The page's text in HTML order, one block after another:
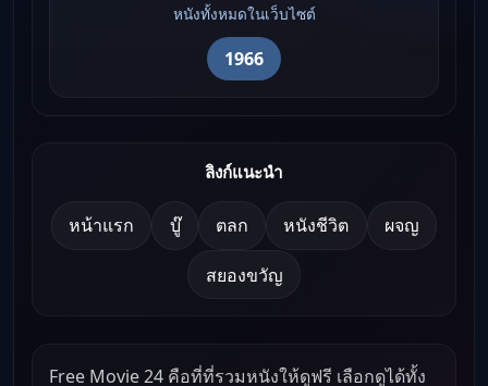
หนังทั้งหมดในเว็บไซต์
1966
ลิงก์แนะนำ
หน้าแรก บู๊ ตลก หนังชีวิต ผจญ
สยองขวัญ
Free Movie 24 คือที่ที่รวมหนังให้ดูฟรี เลือกดูได้ทั้ง